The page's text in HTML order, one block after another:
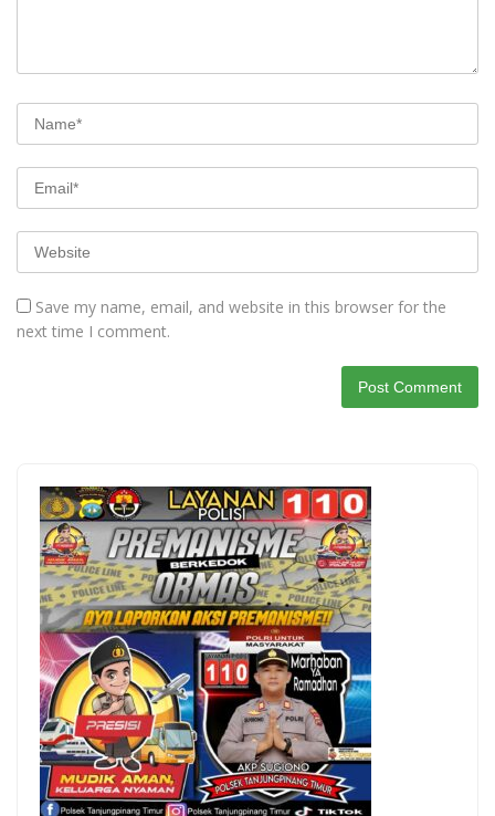
Save my name, email, and website in this browser for the
next time I comment.